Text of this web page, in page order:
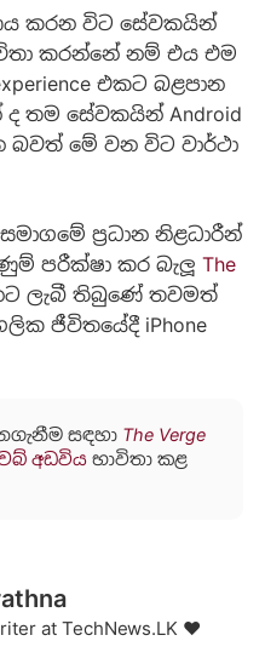
කරන විට සේවකයින්
කරන්නේ නම් එය එම
එකට බළපාන
තම සේවකයින් Android
මේ වන විට වාර්ථා
ප්‍රධාන නිළධාරීන්
පරීක්ෂා කර බැලූ The
ලැබී තිබුණේ තවමත්
ජීවිතයේදී iPhone
සඳහා The Verge
අඩවියභාවිතා කළ
at TechNews.LK ❤️